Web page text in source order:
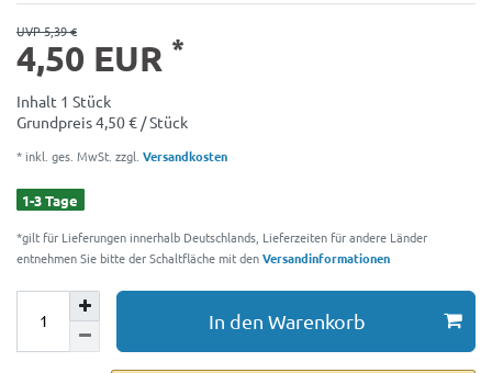
UVP 5,39 €
4,50 EUR *
Inhalt 1 Stück
Grundpreis4,50 € / Stück
* inkl. ges. MwSt. zzgl. Versandkosten
1-3 Tage
*gilt für Lieferungen innerhalb Deutschlands, Lieferzeiten für andere Länder
entnehmen Sie bitte der Schaltfläche mit denVersandinformationen
In den Warenkorb